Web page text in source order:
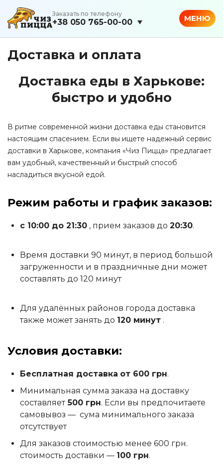
Заказать по телефону
+38 050 765-00-00 МЕНЮ
Доставка и оплата
Доставка еды в Харькове:
быстро и удобно
В ритме современной жизни доставка еды становится
настоящим спасением. Если вы ищете надежный сервис
доставки в Харькове, компания «Чиз Пицца» предлагает
вам удобный, качественный и быстрый способ
насладиться вкусной едой.
Режим работы и график заказов:
с 10:00 до 21:30 , прием заказов до 20:30.
Время доставки 90 минут, в период большой
загруженности и в праздничные дни может
составлять до 120 минут
Для удалённых районов города доставка
также может занять до 120 минут .
Условия доставки:
Бесплатная доставка от 600 грн.
Минимальная сумма заказа на доставку
составляет500 грн. Если вы предпочитаете
самовывоз — сума минимального заказа
отсутствует
Для заказов стоимостью менее 600 грн.
стоимость доставки — 100 грн.